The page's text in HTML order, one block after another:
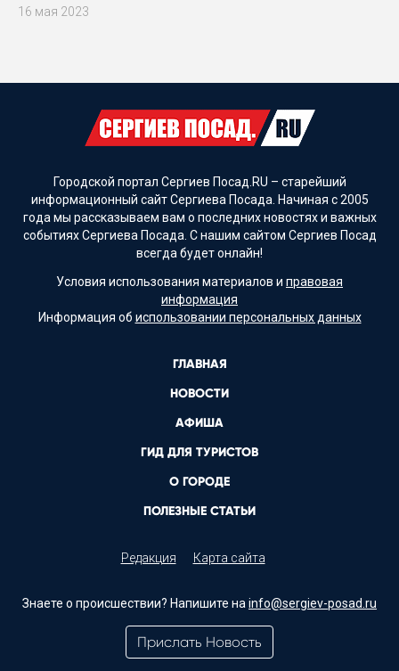
16 мая 2023
Городской портал Сергиев Посад.RU – старейший
информационный сайт Сергиева Посада. Начиная с 2005
года мы рассказываем вам о последних новостях и важных
событиях Сергиева Посада. С нашим сайтом Сергиев Посад
всегда будет онлайн!
Условия использования материалов и правовая
информация
Информация об использовании персональных данных
ГЛАВНАЯ
НОВОСТИ
АФИША
ГИД ДЛЯ ТУРИСТОВ
О ГОРОДЕ
ПОЛЕЗНЫЕ СТАТЬИ
Редакция Карта сайта
Знаете о происшествии? Напишите на info@sergiev-posad.ru
Прислать Новость